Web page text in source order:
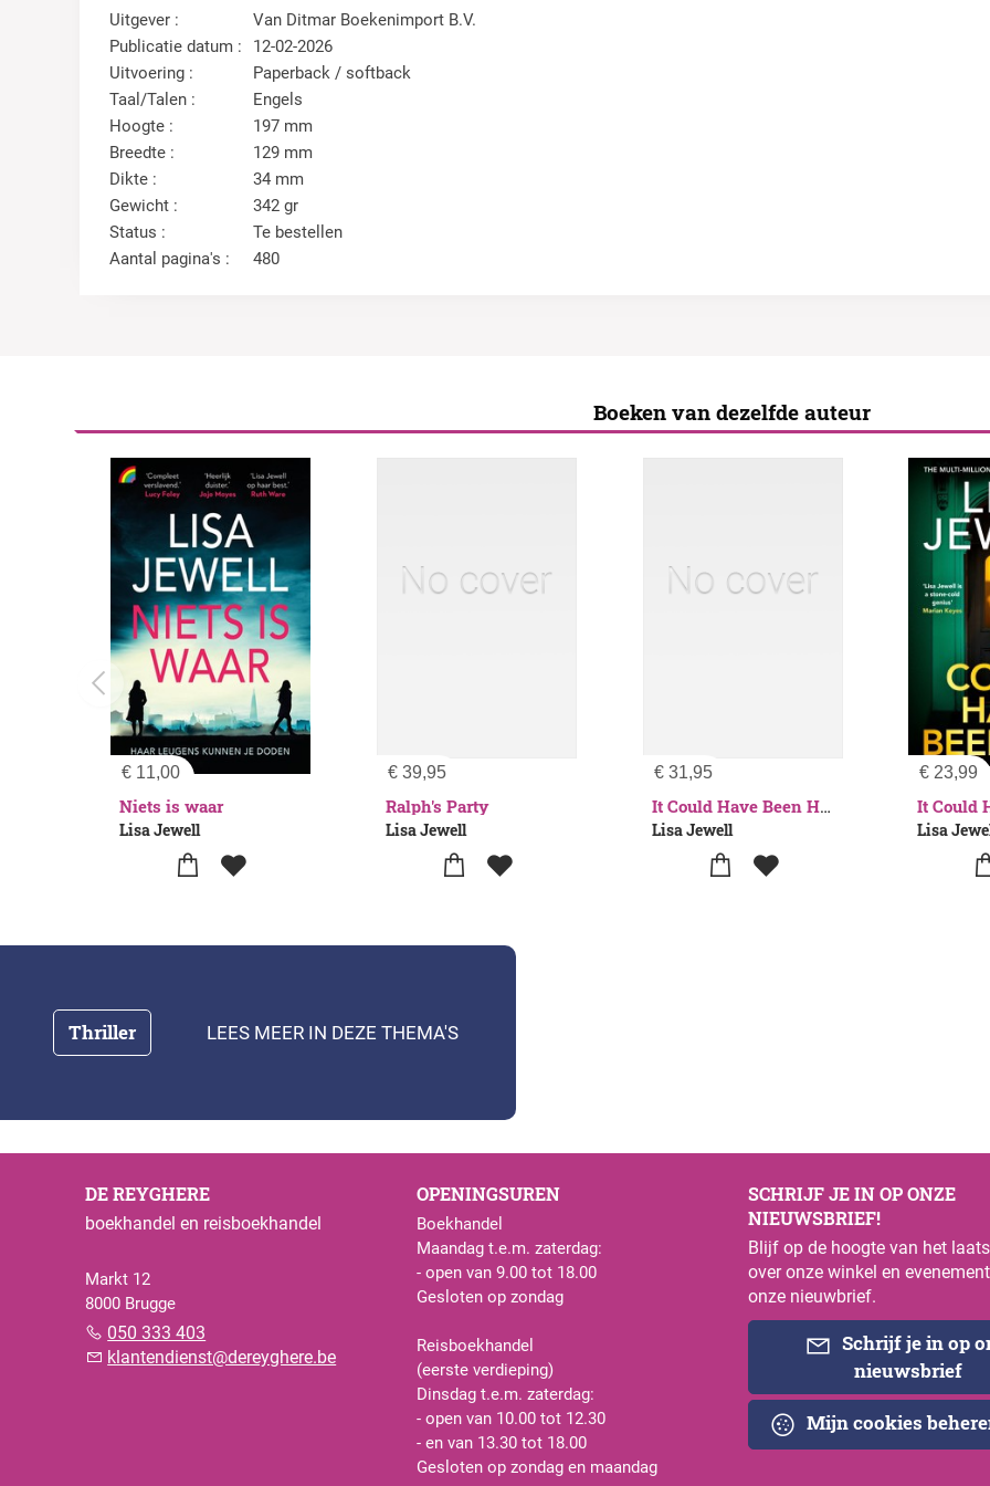
Uitgever :
Van Ditmar Boekenimport B.V.
Publicatie datum :
12-02-2026
Uitvoering :
Paperback / softback
Taal/Talen :
Engels
Hoogte :
197 mm
Breedte :
129 mm
Dikte :
34 mm
Gewicht :
342 gr
Status :
Te bestellen
Aantal pagina's :
480
Boeken van dezelfde auteur
€ 11,00
Niets is waar
Lisa Jewell
€39,95
Ralph's Party
Lisa Jewell
€31,95
It Could Have Been Her
Lisa Jewell
€ 23,99
Lisa
Thriller LEES MEER IN DEZE THEMA'S
DE REYGHERE
boekhandel en reisboekhandel
Markt 12
8000 Brugge
050 333 403
klantendienst@dereyghere.be
OPENINGSUREN
Boekhandel
Maandag t.e.m. zaterdag:
- open van 9.00 tot 18.00
Gesloten op zondag
Reisboekhandel
(eerste verdieping)
Dinsdag t.e.m. zaterdag:
- open van 10.00 tot 12.30
- en van 13.30 tot 18.00
Gesloten op zondag en maandag
SCHRIJF JE IN OP ONZE
NIEUWSBRIEF!
Blijf op de hoogte van het
over onze winkel en
onze nieuwbrief.
Schrijf je in op
nieuwsbrief
Mijn cookies